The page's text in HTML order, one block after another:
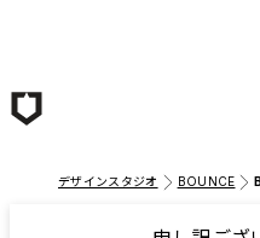
デザインスタジオ BOUNCE